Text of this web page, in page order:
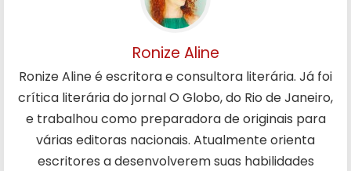
Ronize Aline
Ronize Aline é escritora e consultora literária. Já foi
crítica literária do jornal O Globo, do Rio de Janeiro,
e trabalhou como preparadora de originais para
várias editoras nacionais. Atualmente orienta
escritores a desenvolverem suas habilidades